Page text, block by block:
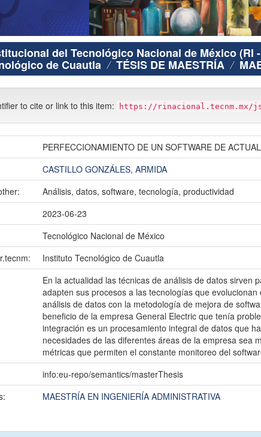
del Tecnológico Nacional de México (RI -
de Cuautla TÉSIS DE MAESTRÍA
to cite or link to this item: https://rinacional.tecnm.mx/
PERFECCIONAMIENTO DE UN SOFTWARE DE
CASTILLO GONZÁLES, ARMIDA
Análisis, datos, software, tecnología, productividad
2023-06-23
Tecnológico Nacional de México
Instituto Tecnológico de Cuautla
En la actualidad las técnicas de análisis de datos
adapten sus procesos a las tecnologías que
análisis de datos con la metodología de mejora de
beneficio de la empresa General Electric que tenía
integración es un procesamiento integral de datos que
necesidades de las diferentes áreas de la empresa sea
métricas que permiten el constante monitoreo del
info:eu-repo/semantics/masterThesis
MAESTRÍA EN INGENIERÍA ADMINISTRATIVA